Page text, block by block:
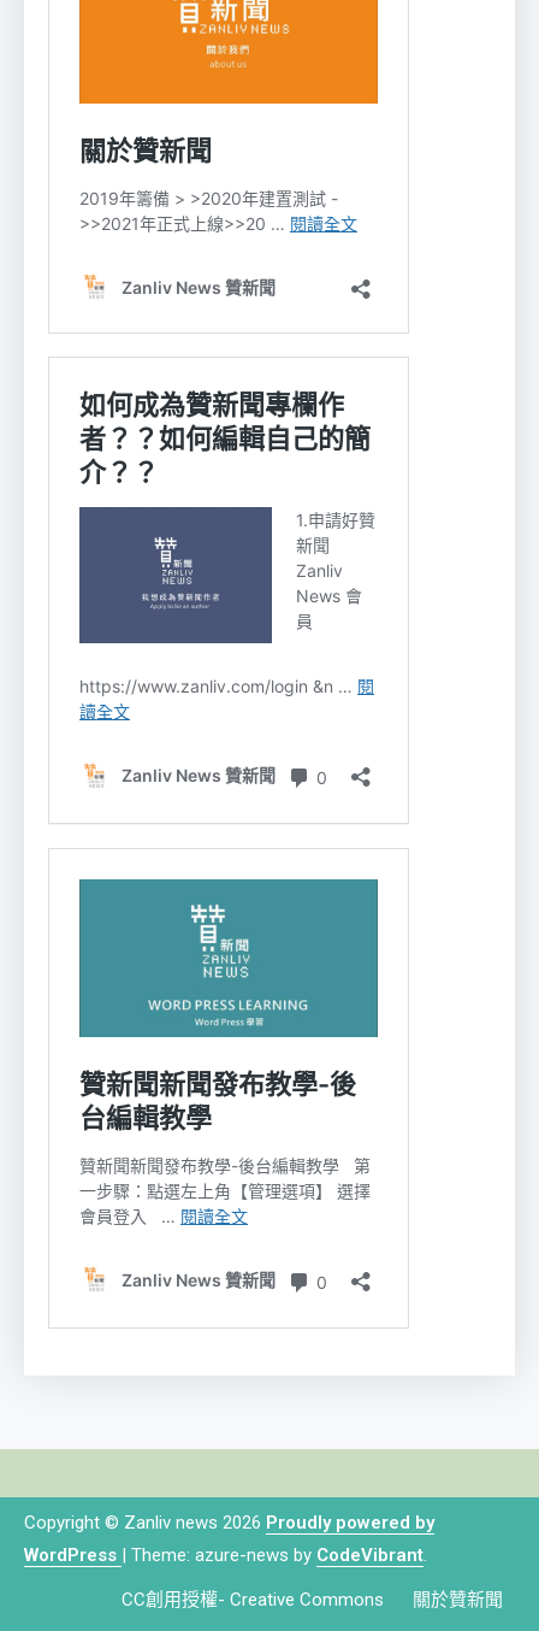
Copyright © Zanliv news 2026 Proudly powered by
WordPress
Theme: azure-news by CodeVibrant.
CC創用授權- Creative Commons 關於贊新聞